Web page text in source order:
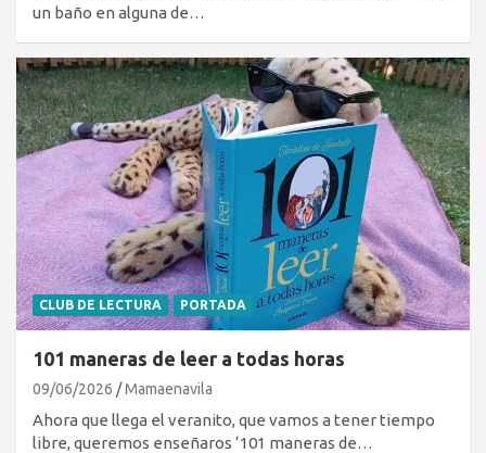
un baño en alguna de…
CLUB DE LECTURA PORTADA
101 maneras de leer a todas horas
09/06/2026 Mamaenavila
Ahora que llega el veranito, que vamos a tener tiempo
libre, queremos enseñaros ‘101 maneras de…